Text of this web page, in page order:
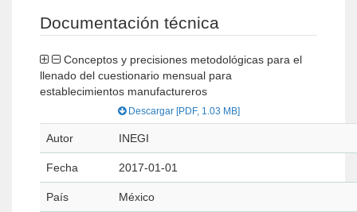
Documentación técnica
llenado del cuestionario mensual para
establecimientos manufactureros
Descargar [PDF, 1.03 MB]
Autor INEGI
Fecha 2017-01-01
País México